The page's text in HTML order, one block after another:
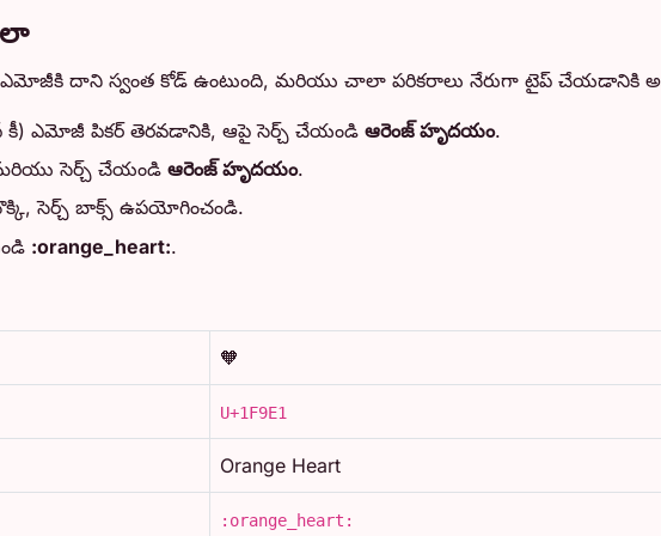
ఎమోజీకి దాని స్వంత కోడ్ ఉంటుంది, మరియు చాలా పరికరాలు నేరుగా టైప్ చేయడానికి
కీ) ఎమోజీ పికర్ తెరవడానికి, ఆపై సెర్చ్ చేయండి ఆరెంజ్ హృదయం.
సెర్చ్ చేయండి ఆరెంజ్ హృదయం.
సెర్చ్ బాక్స్ ఉపయోగించండి.
:orange_heart:.
🧡
U+1F9E1
Orange Heart
:orange_heart: